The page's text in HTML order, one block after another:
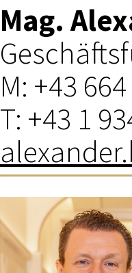
Mag.
M: +43
T: +43 1